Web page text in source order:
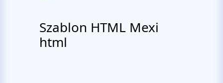
Szablon HTML Mexi
html